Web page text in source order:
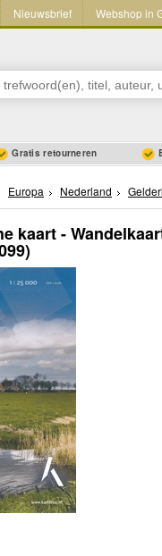
Nieuwsbrief Webshop in
Gratis retourneren
Europa Nederland
kaart -